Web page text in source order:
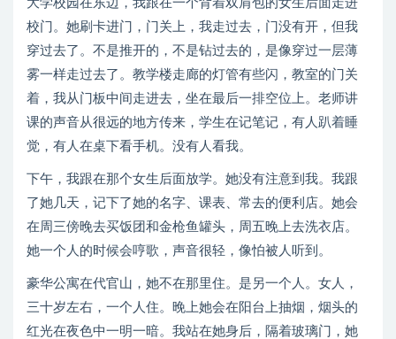
大学校园在东边，我跟在一个背着双肩包的女生后面走进
校门。她刷卡进门，门关上，我走过去，门没有开，但我
穿过去了。不是推开的，不是钻过去的，是像穿过一层薄
雾一样走过去了。教学楼走廊的灯管有些闪，教室的门关
着，我从门板中间走进去，坐在最后一排空位上。老师讲
课的声音从很远的地方传来，学生在记笔记，有人趴着睡
觉，有人在桌下看手机。没有人看我。
下午，我跟在那个女生后面放学。她没有注意到我。我跟
了她几天，记下了她的名字、课表、常去的便利店。她会
在周三傍晚去买饭团和金枪鱼罐头，周五晚上去洗衣店。
她一个人的时候会哼歌，声音很轻，像怕被人听到。
豪华公寓在代官山，她不在那里住。是另一个人。女人，
三十岁左右，一个人住。晚上她会在阳台上抽烟，烟头的
红光在夜色中一明一暗。我站在她身后，隔着玻璃门，她